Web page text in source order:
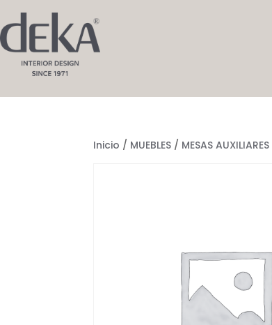
Inicio / MUEBLES / MESAS AUXILIARES